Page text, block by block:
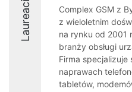
Laureaci
Complex GSM z
z wieloletnim
na rynku od 2001
branży obsługi
Firma specjalizuje
naprawach
tabletów,